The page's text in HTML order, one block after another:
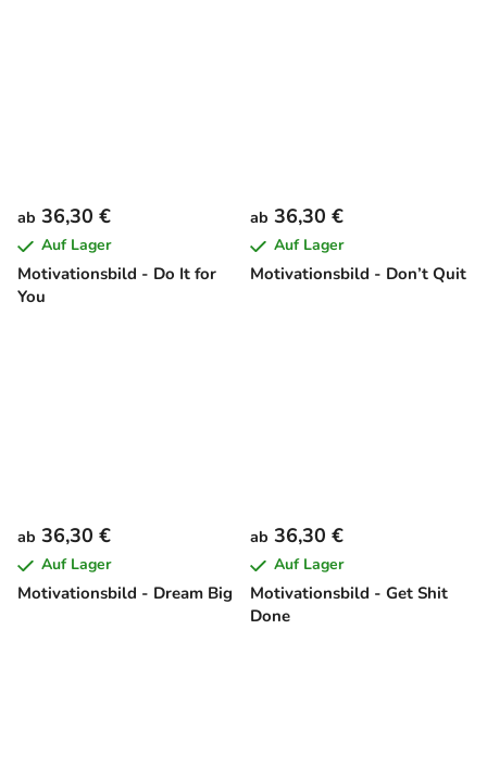
Motivationsbild - Do It for
You
ab 36,30 €
Auf Lager
Motivationsbild - Don’t Quit
ab 36,30 €
Auf Lager
Motivationsbild - Dream Big
ab 36,30 €
Auf Lager
Motivationsbild - Get Shit
Done
ab 36,30 €
Auf Lager